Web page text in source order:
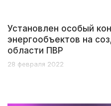
Установлен особый
энергообъектов на
области ПВР
28 февраля 2022